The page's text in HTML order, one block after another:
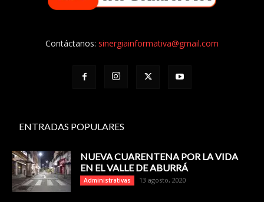
Contáctanos: sinergiainformativa@gmail.com
ENTRADAS POPULARES
NUEVA CUARENTENA POR LA VIDA
EN EL VALLE DE ABURRÁ
Administrativas 13 agosto, 2020